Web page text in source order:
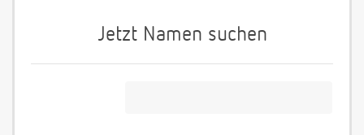
Jetzt Namen suchen